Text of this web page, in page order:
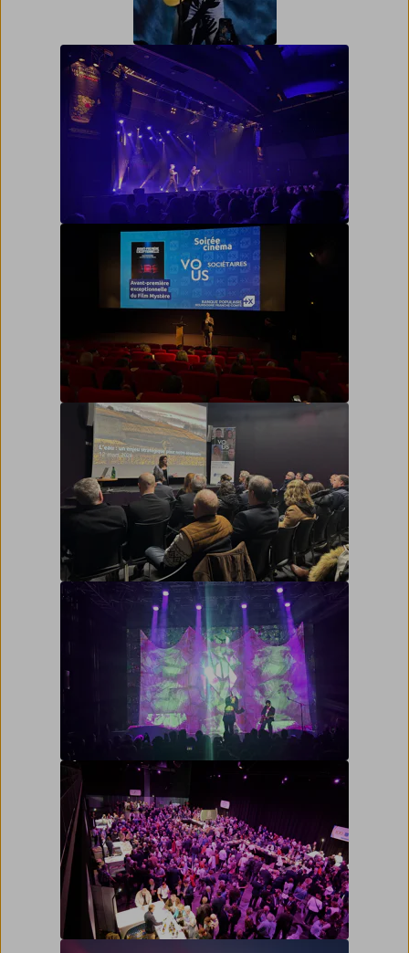
Musicales du Parc des
Oiseaux avec Pierre
Garnier
Vendanges de l’humour
Avant-première film mystère
Dialogues de la BPBFC sur la thématique de
Concert de Lilly Wood and the Prick à la
Rodia